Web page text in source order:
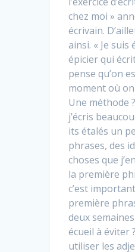
chez moi »
écrivain.
ainsi. « Je suis
épicier qui
pense qu’on
moment où
Une méthode
j’écris
its étalés un
phrases, des
choses que
la première
c’est
première
deux
écueil à éviter
utiliser les